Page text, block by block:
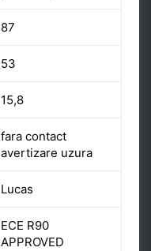
87
53
15,8
fara contact
avertizare uzura
Lucas
ECE R90
APPROVED